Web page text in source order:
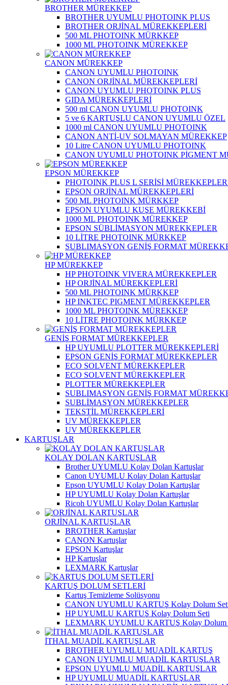
BROTHER MÜREKKEP
BROTHER UYUMLU PHOTOINK PLUS
BROTHER ORJİNAL MÜREKKEPLERİ
500 ML PHOTOINK MÜRKKEP
1000 ML PHOTOINK MÜREKKEP
CANON MÜREKKEP
CANON UYUMLU PHOTOINK
CANON ORJİNAL MÜREKKEPLERİ
CANON UYUMLU PHOTOINK PLUS
GIDA MÜREKKEPLERİ
500 ml CANON UYUMLU PHOTOINK
5 ve 6 KARTUŞLU CANON UYUMLU ÖZEL
1000 ml CANON UYUMLU PHOTOINK
CANON ANTİ-UV SOLMAYAN MÜREKKEP
10 Litre CANON UYUMLU PHOTOINK
CANON UYUMLU PHOTOINK PİGMENT
EPSON MÜREKKEP
PHOTOINK PLUS L SERİSİ
EPSON ORJİNAL MÜREKKEPLERİ
500 ML PHOTOINK MÜRKKEP
EPSON UYUMLU KUŞE MÜREKKEBİ
1000 ML PHOTOINK MÜREKKEP
EPSON SÜBLİMASYON MÜREKKEPLER
10 LİTRE PHOTOINK MÜRKKEP
SUBLIMASYON GENİŞ FORMAT
HP MÜREKKEP
HP PHOTOINK VIVERA MÜREKKEPLER
HP ORJİNAL MÜREKKEPLERİ
500 ML PHOTOINK MÜRKKEP
HP INKTEC PIGMENT MÜREKKEPLER
1000 ML PHOTOINK MÜREKKEP
10 LİTRE PHOTOINK MÜRKKEP
GENİŞ FORMAT MÜREKKEPLER
HP UYUMLU PLOTTER MÜREKKEPLERİ
EPSON GENİŞ FORMAT MÜREKKEPLER
ECO SOLVENT MÜREKKEPLER
ECO SOLVENT MÜREKKEPLER
PLOTTER MÜREKKEPLER
SUBLIMASYON GENİŞ FORMAT
SUBLİMASYON MÜREKKEPLER
TEKSTİL MÜREKKEPLERİ
UV MÜREKKEPLER
UV MÜREKKEPLER
KARTUŞLAR
KOLAY DOLAN KARTUŞLAR
Brother UYUMLU Kolay Dolan Kartuşlar
Canon UYUMLU Kolay Dolan Kartuşlar
Epson UYUMLU Kolay Dolan Kartuşlar
HP UYUMLU Kolay Dolan Kartuşlar
Ricoh UYUMLU Kolay Dolan Kartuşlar
ORJİNAL KARTUŞLAR
BROTHER Kartuşlar
CANON Kartuşlar
EPSON Kartuşlar
HP Kartuşlar
LEXMARK Kartuşlar
KARTUŞ DOLUM SETLERİ
Kartuş Temizleme Solüsyonu
CANON UYUMLU KARTUŞ Kolay Dolum
HP UYUMLU KARTUŞ Kolay Dolum Seti
LEXMARK UYUMLU KARTUŞ Kolay Dolum
İTHAL MUADİL KARTUŞLAR
BROTHER UYUMLU MUADİL KARTUŞ
CANON UYUMLU MUADİL KARTUŞLAR
EPSON UYUMLU MUADİL KARTUŞLAR
HP UYUMLU MUADİL KARTUŞLAR